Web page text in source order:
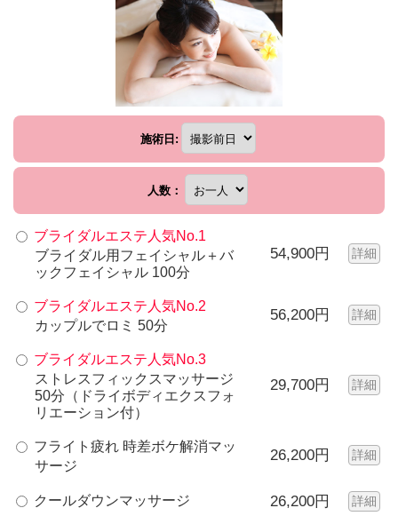
施術日:
人数：
ブライダルエステ人気No.1
ブライダル用フェイシャル＋バ
ックフェイシャル 100分
54,900円 詳細
ブライダルエステ人気No.2
カップルでロミ 50分
56,200円 詳細
ブライダルエステ人気No.3
ストレスフィックスマッサージ
50分（ドライボディエクスフォ
リエーション付）
29,700円 詳細
フライト疲れ 時差ボケ解消マッ
サージ
26,200円 詳細
クールダウンマッサージ 26,200円 詳細